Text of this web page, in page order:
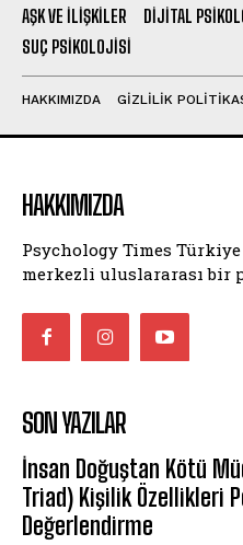
AŞK VE İLIŞKILER
DIJITAL
SUÇ PSIKOLOJISI
HAKKIMIZDA GIZLILIK
HAKKIMIZDA
Psychology Times
merkezli uluslararası bir
SON YAZILAR
İnsan Doğuştan Kötü
Triad) Kişilik Özellikleri
Değerlendirme